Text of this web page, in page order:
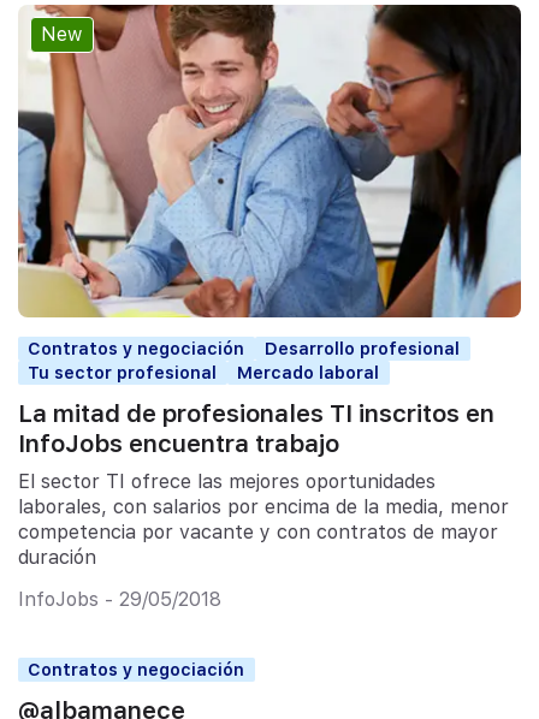
New
Contratos y negociación
Desarrollo profesional
Tu sector profesional
Mercado laboral
La mitad de profesionales TI inscritos en
InfoJobs encuentra trabajo
El sector TI ofrece las mejores oportunidades
laborales, con salarios por encima de la media, menor
competencia por vacante y con contratos de mayor
duración
InfoJobs - 29/05/2018
Contratos y negociación
@albamanece